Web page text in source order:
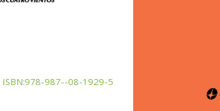
ISBN:978-987--08-1929-5